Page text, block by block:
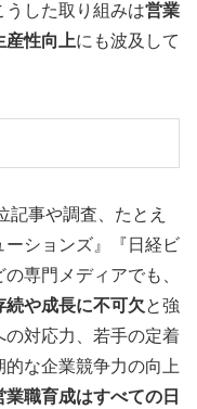
うした取り組みは営業
産性向上にも波及して
記事や調査、たとえ
ションズ』『日経ビ
専門メディアでも、
続や成長に不可欠と強
対応力、若手の定着
な企業競争力の向上
業職育成はすべての日